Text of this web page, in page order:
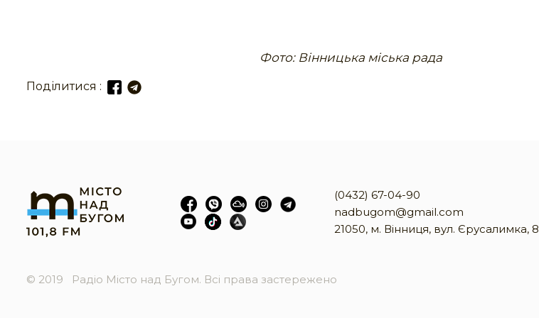
Фото: Вінницька міська рада
Поділитися :
(0432) 67-04-90
nadbugom@gmail.com
21050, м. Вінниця, вул. Єрусалимка, 8
© 2019 Радіо Місто над Бугом. Всі права застережено